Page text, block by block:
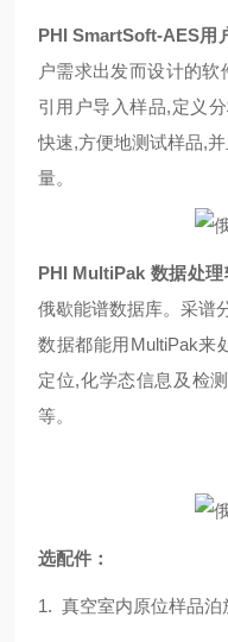
PHI SmartSoft-AES用户
户需求出发而设计的软
引用户导入样品,定义
快速,方便地测试样品,
量。
PHI MultiPak 数据处理软
俄歇能谱数据库。采
数据都能用MultiPak来
定位,化学态信息及检
等。
选配件：
1. 真空室内原位样品泊放